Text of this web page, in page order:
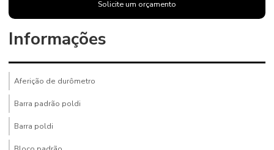
Solicite um orçamento
Informações
Aferição de durômetro
Barra padrão poldi
Barra poldi